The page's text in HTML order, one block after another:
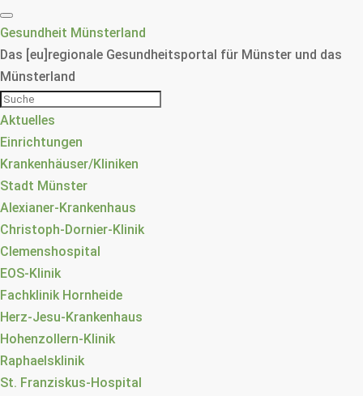
Gesundheit Münsterland
Das [eu]regionale Gesundheitsportal für Münster und das
Münsterland
Aktuelles
Einrichtungen
Krankenhäuser/Kliniken
Stadt Münster
Alexianer-Krankenhaus
Christoph-Dornier-Klinik
Clemenshospital
EOS-Klinik
Fachklinik Hornheide
Herz-Jesu-Krankenhaus
Hohenzollern-Klinik
Raphaelsklinik
St. Franziskus-Hospital